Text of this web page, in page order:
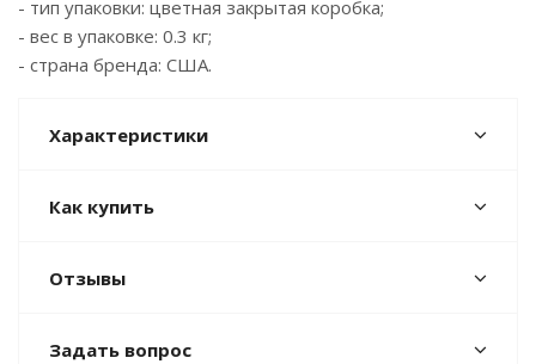
- тип упаковки: цветная закрытая коробка;
- вес в упаковке: 0.3 кг;
- страна бренда: США.
Характеристики
Как купить
Отзывы
Задать вопрос